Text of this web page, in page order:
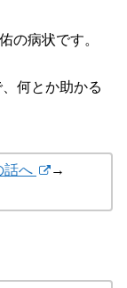
の病状です。
何とか助かる
話へ →